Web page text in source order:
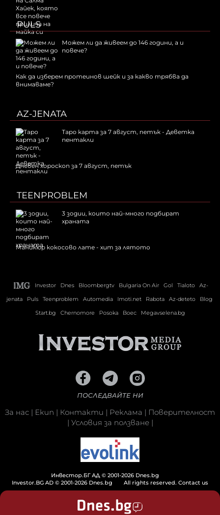
PULS
Можем ли да живеем до 146 години, а и
повече?
Как да изберем протеинов шейк и за какво трябва да
внимаваме?
AZ-JENATA
Таро карта за 7 август, петък - Деветка
пентакли
Дневен хороскоп за 7 август, петък
TEENPROBLEM
3 зодии, които най-много подбират
храната
Маникюр кокосово лате - хит за лятото
Investor Dnes Bloombergtv Bulgaria On Air Gol Tialoto
Az-
jenata
Puls Teenproblem Automedia Imoti.net Rabota Az-deteto
Blog
Start.bg
Chernomore Posoka Boec Megavselena.bg
ПОСЛЕДВАЙТЕ НИ
За нас | Екип | Контакти | Реклама | Поверителност
| Условия за ползване|
Инвестор.БГ АД © 2001-2026 Dnes.bg
Investor.BG AD © 2001-2026 Dnes.bg
All rights reserved. Contact us